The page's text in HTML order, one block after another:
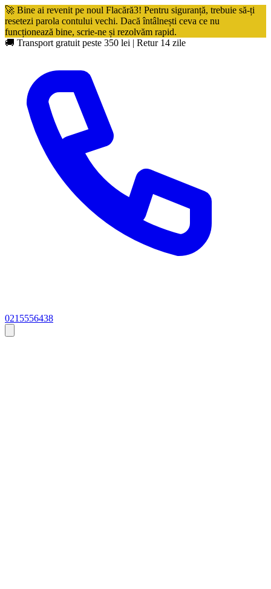
🚀 Bine ai revenit pe noul Flacără3! Pentru siguranță, trebuie să-ți
resetezi parola contului vechi. Dacă întâlnești ceva ce nu
funcționează bine, scrie-ne și rezolvăm rapid.
🚚 Transport gratuit peste 350 lei | Retur 14 zile
0215556438